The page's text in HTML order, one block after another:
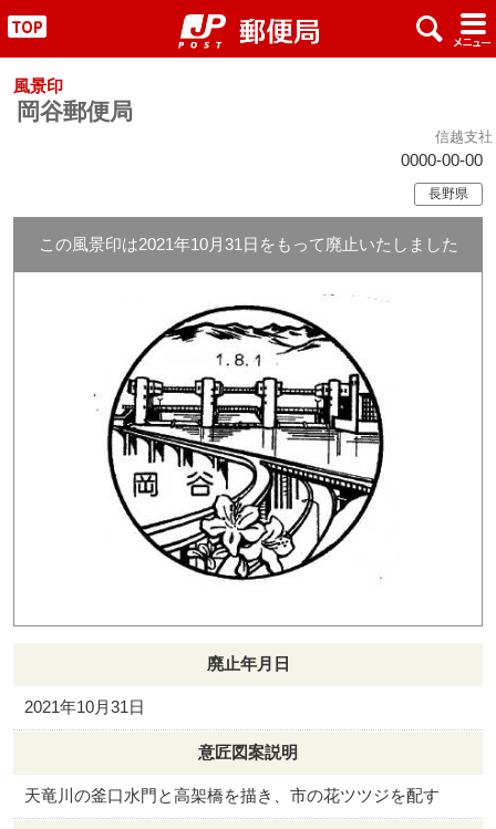
" x #
風景印
岡谷郵便局
信越支社
0000-00-00
長野県
この風景印は2021年10月31日をもって廃止いたしました
廃止年月日
2021年10月31日
意匠図案説明
天竜川の釜口水門と高架橋を描き、市の花ツツジを配す